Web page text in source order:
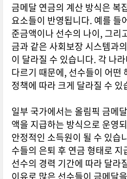
금메달 연금의 계산 방식은 복
요소들이 반영됩니다. 예를 들
준금액이나 선수의 나이, 그리
금과 같은 사회보장 시스템과
이 달라질 수 있습니다. 각 나
다르기 때문에, 선수들이 어떤
정책에 따라 크게 달라질 수 있
일부 국가에서는 올림픽 금메
액을 지급하는 방식으로 운영
안정적인 소득원이 될 수 있습
수들의 은퇴 후 연금 형태로
선수의 경력 기간에 따라 달라